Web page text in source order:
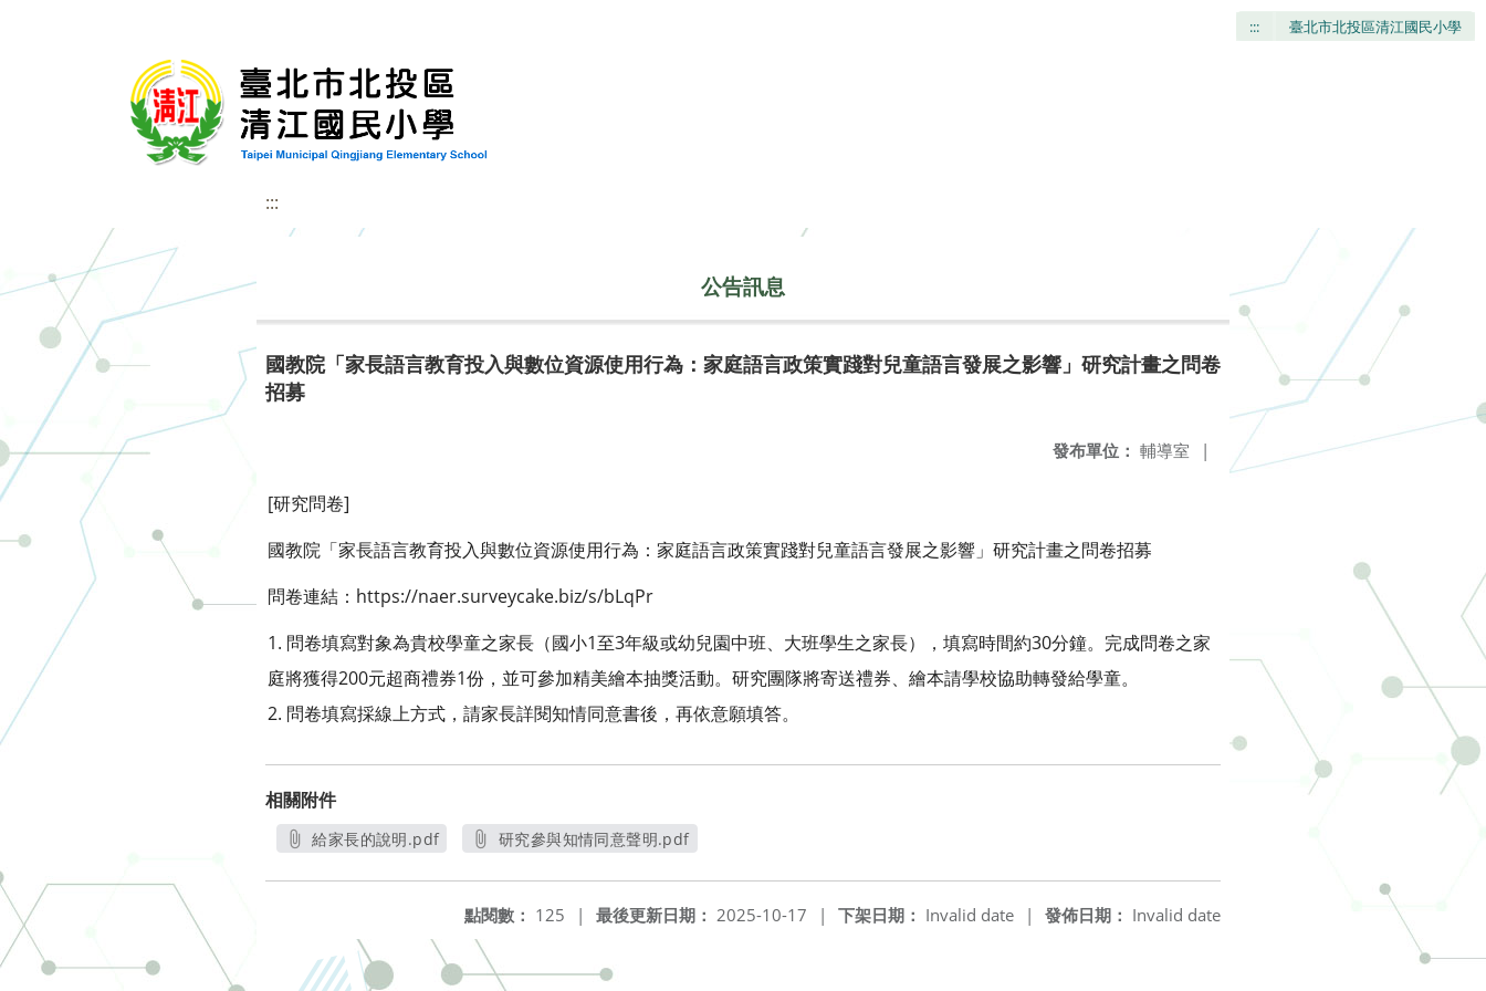
::: 臺北市北投區清江國民小學
:::
公告訊息
國教院「家長語言教育投入與數位資源使用行為：家庭語言政策實踐對兒童語言發展之影響」研究計畫之問卷
招募
發布單位： 輔導室 |
[研究問卷]
國教院「家長語言教育投入與數位資源使用行為：家庭語言政策實踐對兒童語言發展之影響」研究計畫之問卷招募
問卷連結：https://naer.surveycake.biz/s/bLqPr
1. 問卷填寫對象為貴校學童之家長（國小1至3年級或幼兒園中班、大班學生之家長），填寫時間約30分鐘。完成問卷之家
庭將獲得200元超商禮券1份，並可參加精美繪本抽獎活動。研究團隊將寄送禮券、繪本請學校協助轉發給學童。
2. 問卷填寫採線上方式，請家長詳閱知情同意書後，再依意願填答。
相關附件
給家長的說明.pdf
研究參與知情同意聲明.pdf
發佈日期： Invalid date
下架日期： Invalid date |
最後更新日期： 2025-10-17 |
點閱數： 125 |